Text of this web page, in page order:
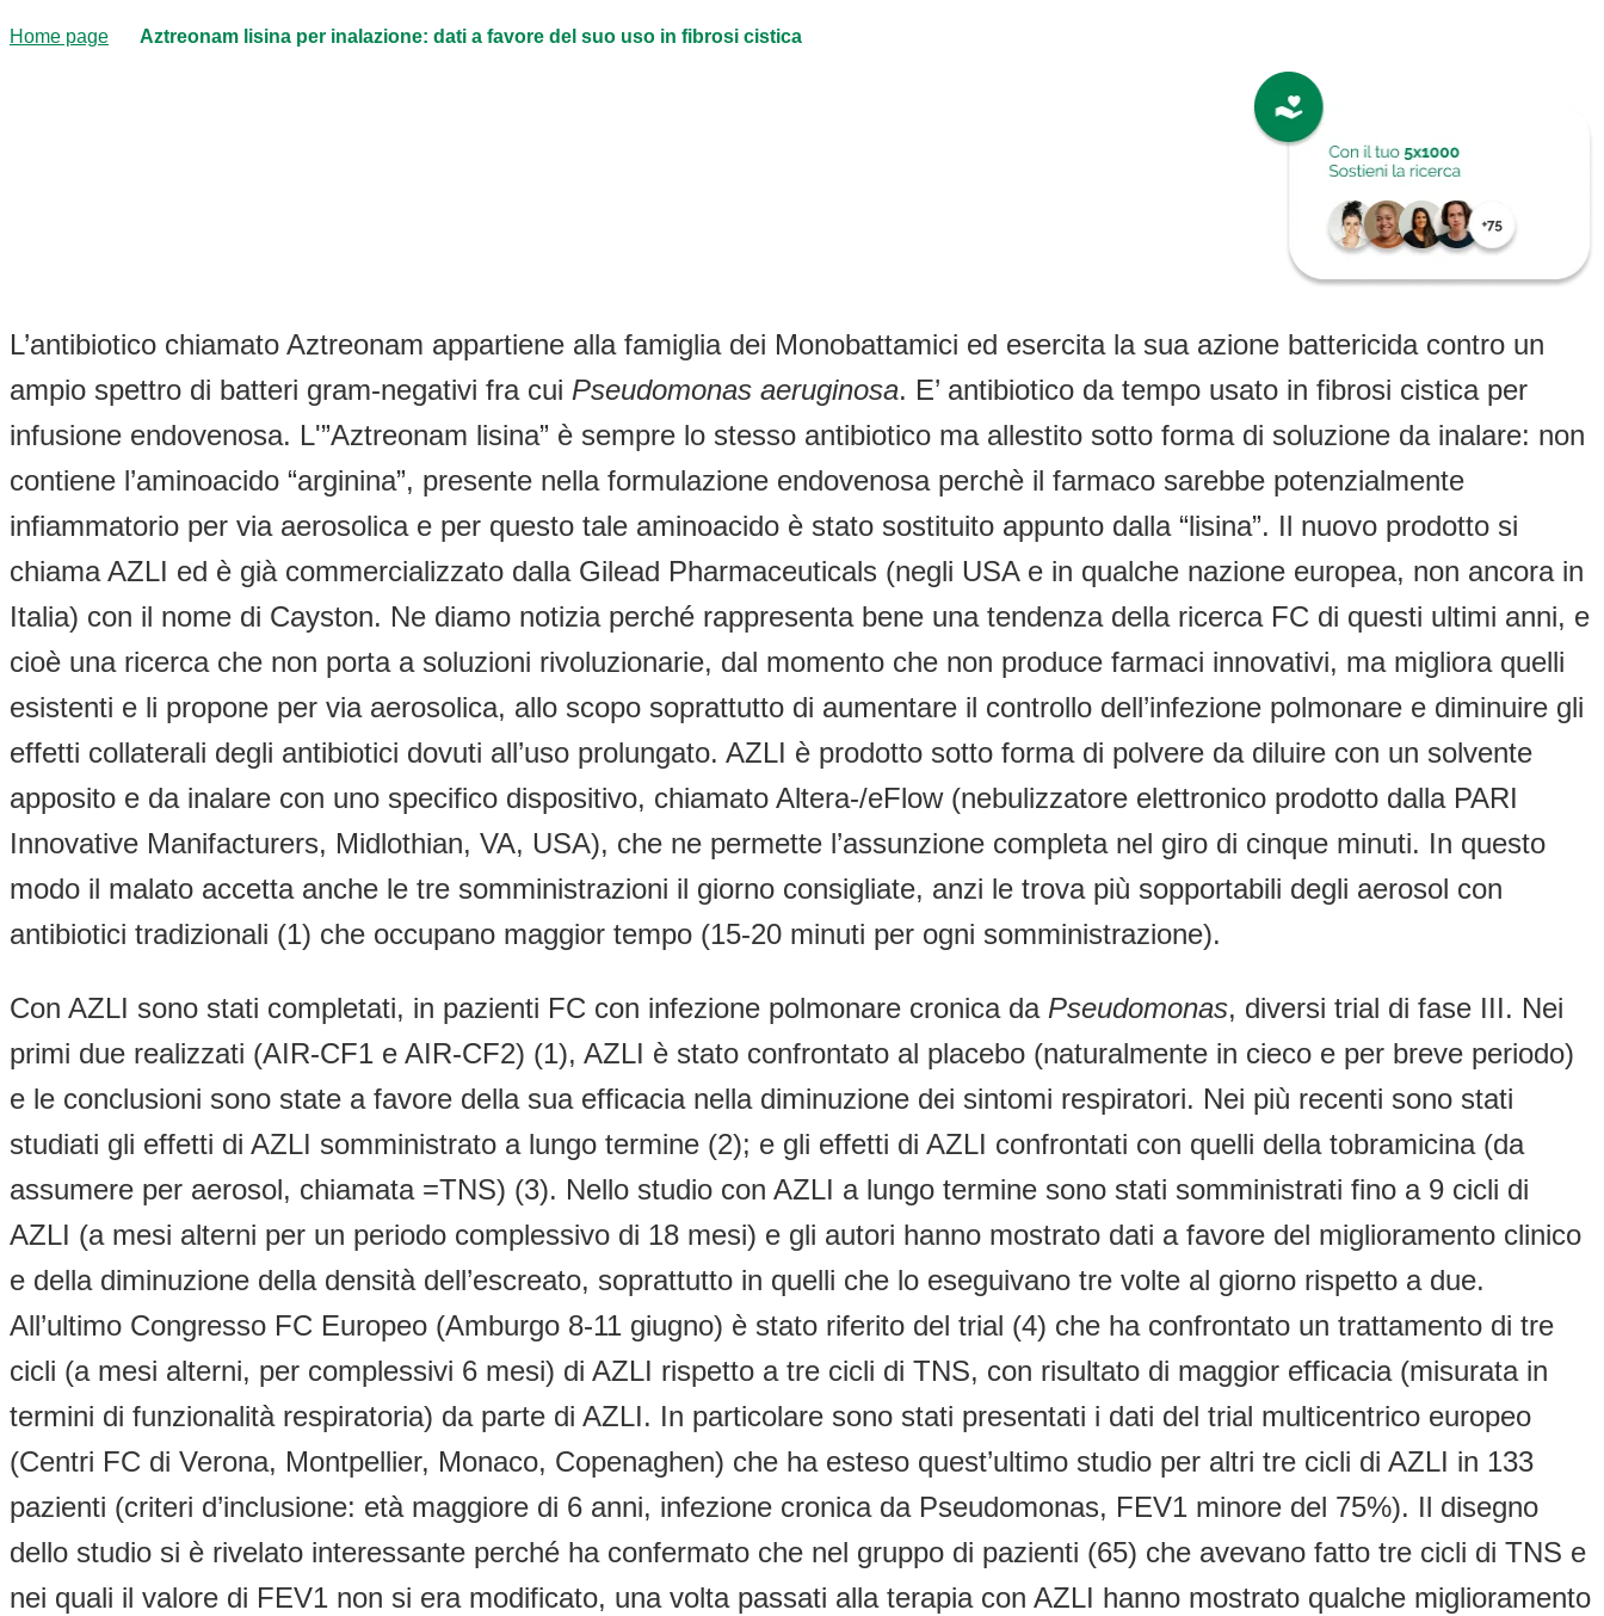
Home page Aztreonam lisina per inalazione: dati a favore del suo uso in fibrosi cistica
L’antibiotico chiamato Aztreonam appartiene alla famiglia dei Monobattamici ed esercita la sua azione battericida contro un
ampio spettro di batteri gram-negativi fra cui Pseudomonas aeruginosa. E’ antibiotico da tempo usato in fibrosi cistica per
infusione endovenosa. L'”Aztreonam lisina” è sempre lo stesso antibiotico ma allestito sotto forma di soluzione da inalare: non
contiene l’aminoacido “arginina”, presente nella formulazione endovenosa perchè il farmaco sarebbe potenzialmente
infiammatorio per via aerosolica e per questo tale aminoacido è stato sostituito appunto dalla “lisina”. Il nuovo prodotto si
chiama AZLI ed è già commercializzato dalla Gilead Pharmaceuticals (negli USA e in qualche nazione europea, non ancora in
Italia) con il nome di Cayston. Ne diamo notizia perché rappresenta bene una tendenza della ricerca FC di questi ultimi anni, e
cioè una ricerca che non porta a soluzioni rivoluzionarie, dal momento che non produce farmaci innovativi, ma migliora quelli
esistenti e li propone per via aerosolica, allo scopo soprattutto di aumentare il controllo dell’infezione polmonare e diminuire gli
effetti collaterali degli antibiotici dovuti all’uso prolungato. AZLI è prodotto sotto forma di polvere da diluire con un solvente
apposito e da inalare con uno specifico dispositivo, chiamato Altera-/eFlow (nebulizzatore elettronico prodotto dalla PARI
Innovative Manifacturers, Midlothian, VA, USA), che ne permette l’assunzione completa nel giro di cinque minuti. In questo
modo il malato accetta anche le tre somministrazioni il giorno consigliate, anzi le trova più sopportabili degli aerosol con
antibiotici tradizionali (1) che occupano maggior tempo (15-20 minuti per ogni somministrazione).
Con AZLI sono stati completati, in pazienti FC con infezione polmonare cronica da Pseudomonas, diversi trial di fase III. Nei
primi due realizzati (AIR-CF1 e AIR-CF2) (1), AZLI è stato confrontato al placebo (naturalmente in cieco e per breve periodo)
e le conclusioni sono state a favore della sua efficacia nella diminuzione dei sintomi respiratori. Nei più recenti sono stati
studiati gli effetti di AZLI somministrato a lungo termine (2); e gli effetti di AZLI confrontati con quelli della tobramicina (da
assumere per aerosol, chiamata =TNS) (3). Nello studio con AZLI a lungo termine sono stati somministrati fino a 9 cicli di
AZLI (a mesi alterni per un periodo complessivo di 18 mesi) e gli autori hanno mostrato dati a favore del miglioramento clinico
e della diminuzione della densità dell’escreato, soprattutto in quelli che lo eseguivano tre volte al giorno rispetto a due.
All’ultimo Congresso FC Europeo (Amburgo 8-11 giugno) è stato riferito del trial (4) che ha confrontato un trattamento di tre
cicli (a mesi alterni, per complessivi 6 mesi) di AZLI rispetto a tre cicli di TNS, con risultato di maggior efficacia (misurata in
termini di funzionalità respiratoria) da parte di AZLI. In particolare sono stati presentati i dati del trial multicentrico europeo
(Centri FC di Verona, Montpellier, Monaco, Copenaghen) che ha esteso quest’ultimo studio per altri tre cicli di AZLI in 133
pazienti (criteri d’inclusione: età maggiore di 6 anni, infezione cronica da Pseudomonas, FEV1 minore del 75%). Il disegno
dello studio si è rivelato interessante perché ha confermato che nel gruppo di pazienti (65) che avevano fatto tre cicli di TNS e
nei quali il valore di FEV1 non si era modificato, una volta passati alla terapia con AZLI hanno mostrato qualche miglioramento